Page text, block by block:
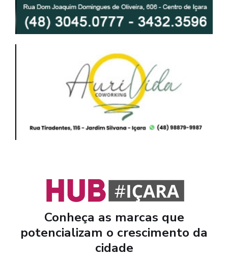
Conheça as marcas que
potencializam o crescimento da
cidade